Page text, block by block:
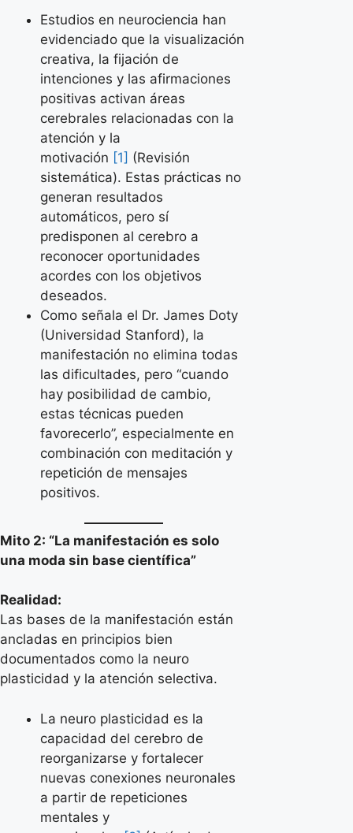
Estudios en neurociencia han
evidenciado que la visualización
creativa, la fijación de
intenciones y las afirmaciones
positivas activan áreas
cerebrales relacionadas con la
atención y la
motivación [1] (Revisión
sistemática). Estas prácticas no
generan resultados
automáticos, pero sí
predisponen al cerebro a
reconocer oportunidades
acordes con los objetivos
deseados.
Como señala el Dr. James Doty
(Universidad Stanford), la
manifestación no elimina todas
las dificultades, pero “cuando
hay posibilidad de cambio,
estas técnicas pueden
favorecerlo”, especialmente en
combinación con meditación y
repetición de mensajes
positivos.
Mito 2: “La manifestación es solo
una moda sin base científica”
Realidad:
Las bases de la manifestación están
ancladas en principios bien
documentados como la neuro
plasticidad y la atención selectiva.
La neuro plasticidad es la
capacidad del cerebro de
reorganizarse y fortalecer
nuevas conexiones neuronales
a partir de repeticiones
mentales y